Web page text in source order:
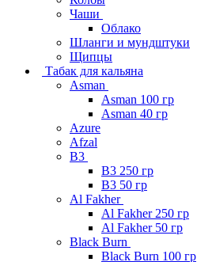
Чаши
Облако
Шланги и мундштуки
Щипцы
Табак для кальяна
Asman
Asman 100 гр
Asman 40 гр
Azure
Afzal
B3
B3 250 гр
B3 50 гр
Al Fakher
Al Fakher 250 гр
Al Fakher 50 гр
Black Burn
Black Burn 100 гр